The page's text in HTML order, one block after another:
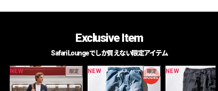
Exclusive Item
Safari Loungeでしか買えない限定アイテム
NEW 限定 NEW 限定 NEW